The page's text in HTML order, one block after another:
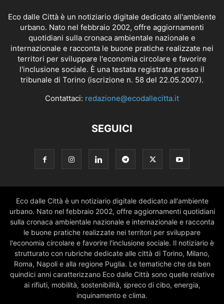
Eco dalle Città è un notiziario digitale dedicato all'ambiente
urbano. Nato nel febbraio 2002, offre aggiornamenti
quotidiani sulla cronaca ambientale nazionale e
internazionale e racconta le buone pratiche realizzate nei
territori per sviluppare l'economia circolare e favorire
l'inclusione sociale. È una testata registrata presso il
tribunale di Torino (iscrizione n. 58 del 22.05.2007).
Contattaci: redazione@ecodallecitta.it
SEGUICI
Eco dalle Città è un notiziario digitale dedicato all'ambiente
urbano. Nato nel febbraio 2002, offre aggiornamenti quotidiani
sulla cronaca ambientale nazionale e internazionale e racconta
le buone pratiche realizzate nei territori per sviluppare
l'economia circolare e favorire l'inclusione sociale. Il notiziario è
strutturato con rubriche dedicate alle città di Torino, Milano,
Roma, Napoli e alla regione Puglia. Le tematiche che da ben
quindici anni caratterizzano Eco dalle Città sono quelle relative
ai rifiuti, mobilità, sostenibilità, spreco di cibo, energia,
inquinamento e clima.